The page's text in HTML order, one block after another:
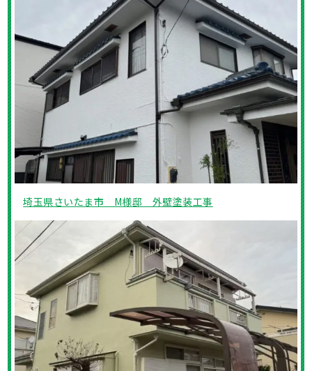
埼玉県さいたま市 M様邸 外壁塗装工事